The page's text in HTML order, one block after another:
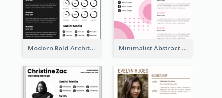
Modern Bold Architect Resume Minimalist Abstract Pink Resume